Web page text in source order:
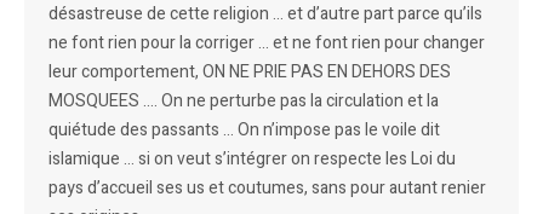
désastreuse de cette religion … et d’autre part parce qu’ils
ne font rien pour la corriger … et ne font rien pour changer
leur comportement, ON NE PRIE PAS EN DEHORS DES
MOSQUEES …. On ne perturbe pas la circulation et la
quiétude des passants … On n’impose pas le voile dit
islamique … si on veut s’intégrer on respecte les Loi du
pays d’accueil ses us et coutumes, sans pour autant renier